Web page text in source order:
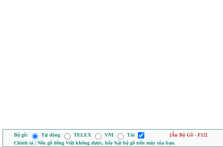
Bộ gõ: Tự động TELEX VNI Tắt
[Ẩn Bộ Gõ - F12]
Chính tả | Nếu gõ tiếng Việt không được, hãy bật bộ gõ trên máy của bạn.